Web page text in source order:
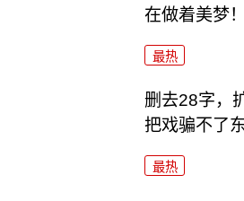
在做着美梦！
最热
删去28字，
把戏骗不了
最热